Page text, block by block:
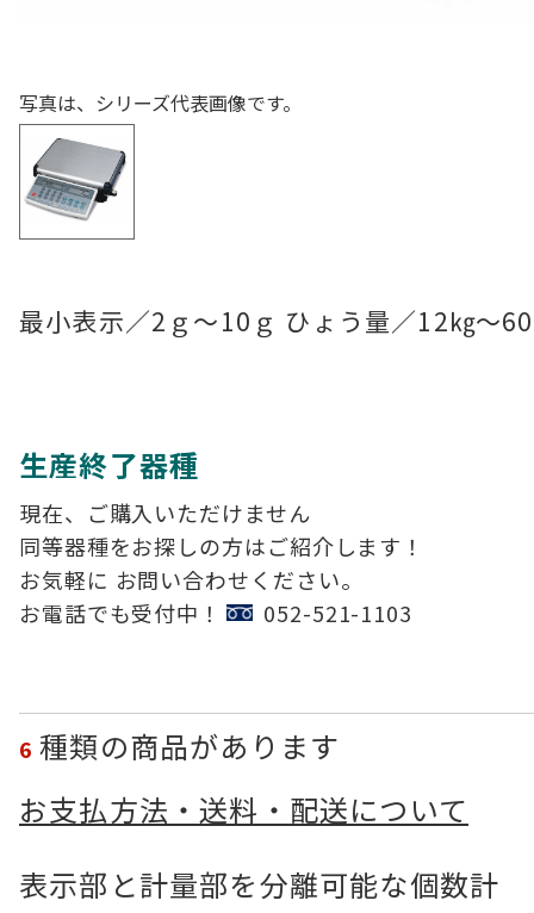
写真は、シリーズ代表画像です。
最小表示／2ｇ～10ｇ ひょう量／12㎏～
生産終了器種
現在、ご購入いただけません
同等器種をお探しの方はご紹介します！
お気軽に お問い合わせください。
お電話でも受付中！
052-521-1103
6 種類の商品があります
お支払方法・送料・配送について
表示部と計量部を分離可能な個数計